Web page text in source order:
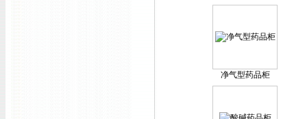
净气型药品柜